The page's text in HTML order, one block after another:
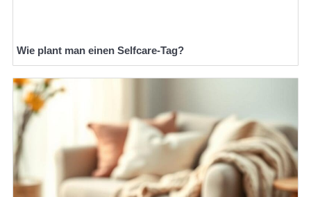
Wie plant man einen Selfcare-Tag?